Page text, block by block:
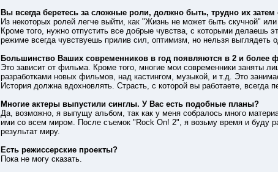
Вы всегда беретесь за сложные роли, должно быть, трудно их затем
Из некоторых ролей легче выйти, как "Жизнь не может быть скучной"
Кроме того, нужно отпустить все добрые чувства, с которыми
режиме всегда чувствуешь прилив сил, оптимизм, но нельзя
Большинство Ваших современников в год появляются в 2 и более
Это зависит от фильма. Кроме того, многие мои современники заняты
разработками новых фильмов, над кастингом, музыкой, и т.д. Это
История должна вдохновлять. Страсть, с которой вы работаете,
Многие актеры выпустили синглы. У Вас есть подобные планы?
Да, возможно, я выпущу альбом, так как у меня собралось много
ими со всем миром. После съемок "Rock On! 2", я возьму время и буду
результат миру.
Есть режиссерские проекты?
Пока не могу сказать.